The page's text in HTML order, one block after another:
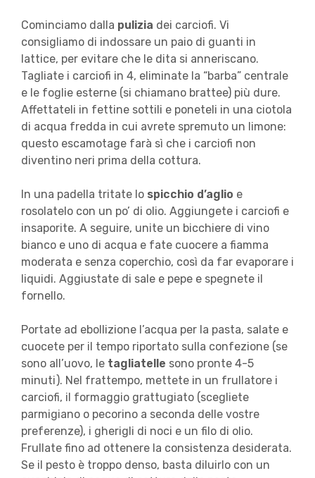
Cominciamo dalla pulizia dei carciofi. Vi
consigliamo di indossare un paio di guanti in
lattice, per evitare che le dita si anneriscano.
Tagliate i carciofi in 4, eliminate la “barba” centrale
e le foglie esterne (si chiamano brattee) più dure.
Affettateli in fettine sottili e poneteli in una ciotola
di acqua fredda in cui avrete spremuto un limone:
questo escamotage farà sì che i carciofi non
diventino neri prima della cottura.
In una padella tritate lo spicchio d’aglio e
rosolatelo con un po’ di olio. Aggiungete i carciofi e
insaporite. A seguire, unite un bicchiere di vino
bianco e uno di acqua e fate cuocere a fiamma
moderata e senza coperchio, così da far evaporare i
liquidi. Aggiustate di sale e pepe e spegnete il
fornello.
Portate ad ebollizione l’acqua per la pasta, salate e
cuocete per il tempo riportato sulla confezione (se
sono all’uovo, le tagliatelle sono pronte 4-5
minuti). Nel frattempo, mettete in un frullatore i
carciofi, il formaggio grattugiato (scegliete
parmigiano o pecorino a seconda delle vostre
preferenze), i gherigli di noci e un filo di olio.
Frullate fino ad ottenere la consistenza desiderata.
Se il pesto è troppo denso, basta diluirlo con un